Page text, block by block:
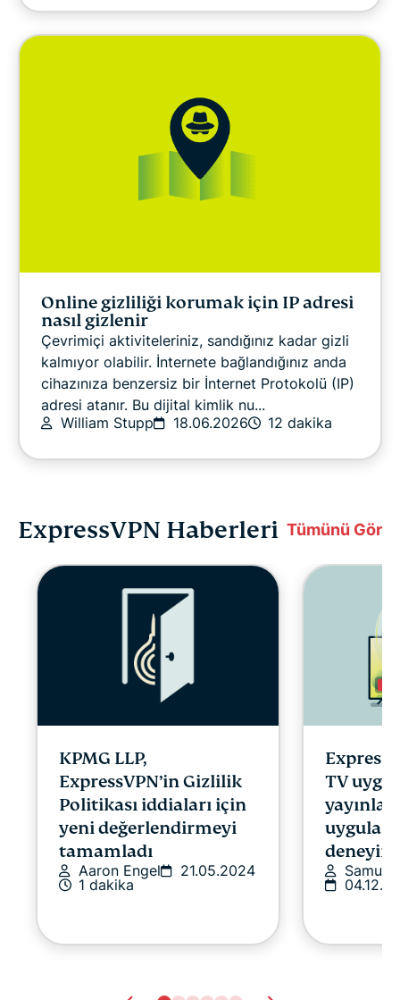
Online gizliliği korumak için IP adresi
nasıl gizlenir
Çevrimiçi aktiviteleriniz, sandığınız kadar gizli
kalmıyor olabilir. İnternete bağlandığınız anda
cihazınıza benzersiz bir İnternet Protokolü (IP)
adresi atanır. Bu dijital kimlik nu...
William Stupp
18.06.2026 12 dakika
ExpressVPN Haberleri Tümünü Gör
KPMG LLP,
ExpressVPN’in Gizlilik
Politikası iddiaları için
yeni değerlendirmeyi
tamamladı
Aaron Engel
21.05.2024
1 dakika
TV
Samuel